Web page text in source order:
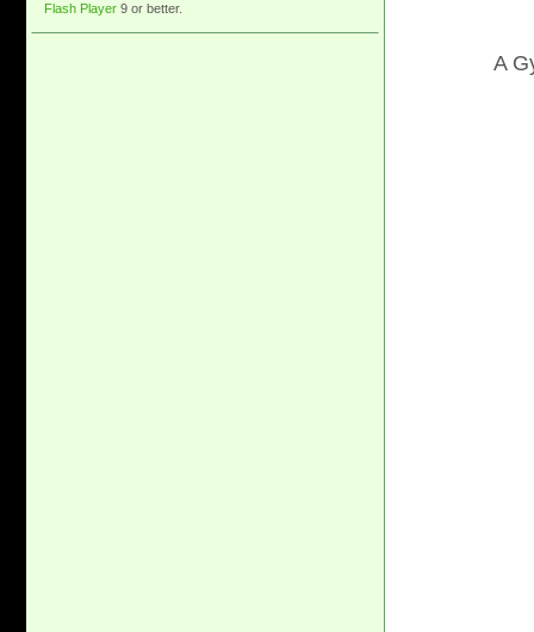
A
Flash Player 9 or better.